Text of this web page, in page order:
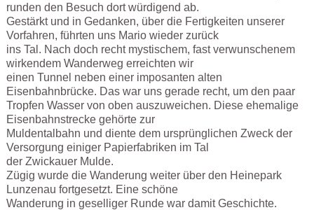
runden den Besuch dort würdigend ab.
Gestärkt und in Gedanken, über die Fertigkeiten unserer
Vorfahren, führten uns Mario wieder zurück
ins Tal. Nach doch recht mystischem, fast verwunschenem
wirkendem Wanderweg erreichten wir
einen Tunnel neben einer imposanten alten
Eisenbahnbrücke. Das war uns gerade recht, um den paar
Tropfen Wasser von oben auszuweichen. Diese ehemalige
Eisenbahnstrecke gehörte zur
Muldentalbahn und diente dem ursprünglichen Zweck der
Versorgung einiger Papierfabriken im Tal
der Zwickauer Mulde.
Zügig wurde die Wanderung weiter über den Heinepark
Lunzenau fortgesetzt. Eine schöne
Wanderung in geselliger Runde war damit Geschichte.